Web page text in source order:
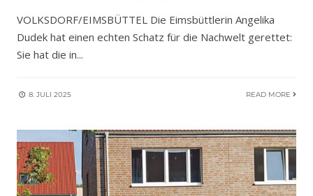
VOLKSDORF/EIMSBÜTTEL Die Eimsbüttlerin Angelika
Dudek hat einen echten Schatz für die Nachwelt gerettet:
Sie hat die in...
8. JULI 2025 READ MORE